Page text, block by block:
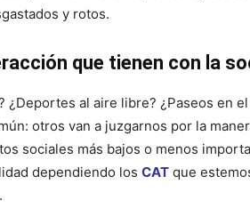
y rotos.
que tienen con la
al aire libre? ¿Paseos en
otros van a juzgarnos por la
sociales más bajos o menos
dependiendo los CAT que